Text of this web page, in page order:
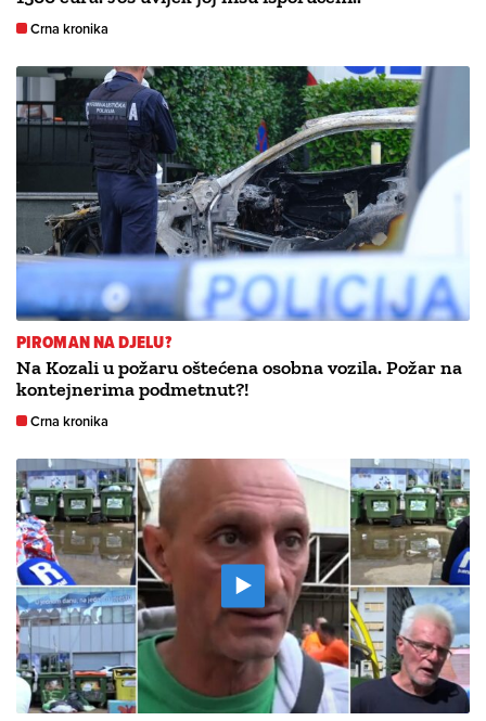
Crna kronika
PIROMAN NA DJELU?
Na Kozali u požaru oštećena osobna vozila. Požar na
kontejnerima podmetnut?!
Crna kronika